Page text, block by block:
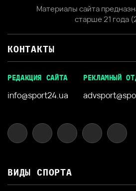
Материалы сайта
старше 21 года
КОНТАКТЫ
РЕДАКЦИЯ САЙТА
info@sport24.ua
РЕКЛАМНЫЙ
ВИДЫ СПОРТА